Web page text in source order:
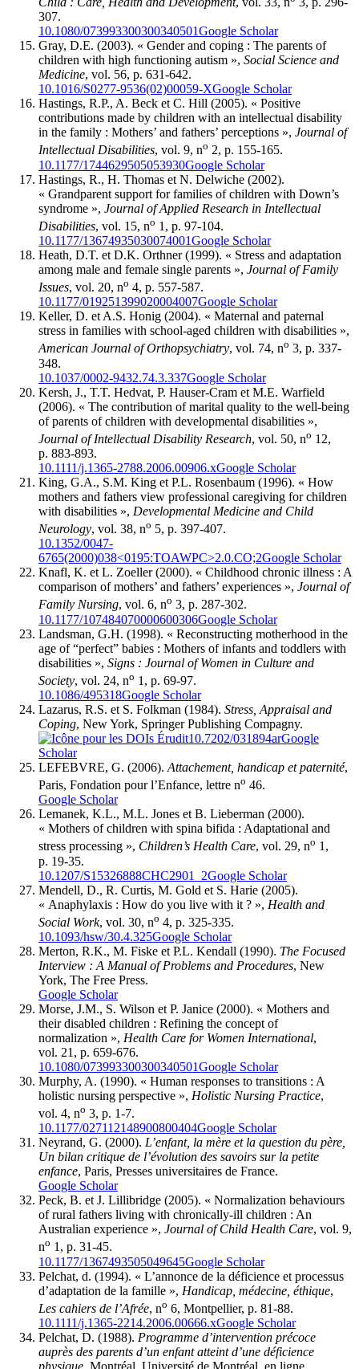
307.
10.1080/073993300300340501Google Scholar
Gray, D.E. (2003). « Gender and coping : The parents of
children with high functioning autism », Social Science and
Medicine, vol. 56, p. 631-642.
10.1016/S0277-9536(02)00059-XGoogle Scholar
Hastings, R.P., A. Beck et C. Hill (2005). « Positive
contributions made by children with an intellectual disability
in the family : Mothers’ and fathers’ perceptions », Journal of
Intellectual Disabilities, vol. 9, no 2, p. 155-165.
10.1177/1744629505053930Google Scholar
Hastings, R., H. Thomas et N. Delwiche (2002).
« Grandparent support for families of children with Down’s
syndrome », Journal of Applied Research in Intellectual
Disabilities, vol. 15, no 1, p. 97-104.
10.1177/13674935030074001Google Scholar
Heath, D.T. et D.K. Orthner(1999). « Stress and adaptation
among male and female single parents », Journal of Family
Issues, vol. 20, no 4, p. 557-587.
10.1177/019251399020004007Google Scholar
Keller, D. et A.S. Honig (2004). « Maternal and paternal
stress in families with school-aged children with disabilities »,
American Journal of Orthopsychiatry, vol. 74, no 3, p. 337-
348.
10.1037/0002-9432.74.3.337Google Scholar
Kersh, J., T.T. Hedvat, P. Hauser-Cram et M.E. Warfield
(2006). « The contribution of marital quality to the well-being
of parents of children with developmental disabilities »,
Journal of Intellectual Disability Research, vol. 50, no 12,
p. 883-893.
10.1111/j.1365-2788.2006.00906.xGoogle Scholar
King, G.A., S.M. King et P.L. Rosenbaum (1996). « How
mothers and fathers view professional caregiving for children
with disabilities », Developmental Medicine and Child
Neurology, vol. 38, no 5, p. 397-407.
10.1352/0047-
6765(2000)038<0195:TOAWPC>2.0.CO;2Google Scholar
Knafl, K. et L. Zoeller(2000). « Childhood chronic illness : A
comparison of mothers’ and fathers’ experiences », Journal of
Family Nursing, vol. 6, no 3, p. 287-302.
10.1177/107484070000600306Google Scholar
Landsman, G.H. (1998). « Reconstructing motherhood in the
age of “perfect” babies : Mothers of infants and toddlers with
disabilities », Signs : Journal of Women in Culture and
Society, vol. 24, no 1, p. 69-97.
10.1086/495318Google Scholar
Lazarus, R.S. et S. Folkman (1984). Stress, Appraisal and
Coping, New York, Springer Publishing Compagny.
10.7202/031894arGoogle
Scholar
LEFEBVRE, G. (2006). Attachement, handicap et paternité,
Paris, Fondation pour l’Enfance, lettre no 46.
Google Scholar
Lemanek, K.L., M.L. Jones et B. Lieberman (2000).
« Mothers of children with spina bifida : Adaptational and
stress processing », Children’s Health Care, vol. 29, no 1,
p. 19-35.
10.1207/S15326888CHC2901_2Google Scholar
Mendell, D., R. Curtis, M. Gold et S. Harie (2005).
« Anaphylaxis : How do you live with it ? », Health and
Social Work, vol. 30, no 4, p. 325-335.
10.1093/hsw/30.4.325Google Scholar
Merton, R.K., M. Fiske et P.L. Kendall (1990). The Focused
Interview : A Manual of Problems and Procedures, New
York, The Free Press.
Google Scholar
Morse, J.M., S. Wilson et P. Janice (2000). « Mothers and
their disabled children : Refining the concept of
normalization », Health Care for Women International,
vol. 21, p. 659-676.
10.1080/073993300300340501Google Scholar
Murphy, A. (1990). « Human responses to transitions : A
holistic nursing perspective », Holistic Nursing Practice,
vol. 4, no 3, p. 1-7.
10.1177/027112148900800404Google Scholar
Neyrand, G. (2000). L’enfant, la mère et la question du père,
Un bilan critique de l’évolution des savoirs sur la petite
enfance, Paris, Presses universitaires de France.
Google Scholar
Peck, B. et J. Lillibridge (2005). « Normalization behaviours
of rural fathers living with chronically-ill children : An
Australian experience », Journal of Child Health Care, vol. 9,
no 1, p. 31-45.
10.1177/1367493505049645Google Scholar
Pelchat, d. (1994). « L’annonce de la déficience et processus
d’adaptation de la famille », Handicap, médecine, éthique,
Les cahiers de l’Afrée, no 6, Montpellier, p. 81-88.
10.1111/j.1365-2214.2006.00666.xGoogle Scholar
Pelchat, D. (1988). Programme d’intervention précoce
auprès des parents d’un enfant atteint d’une déficience
physique , Montréal, Université de Montréal, en ligne,